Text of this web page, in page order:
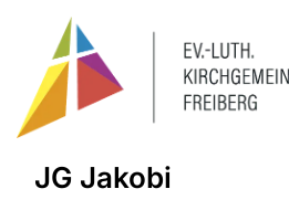
JG Jakobi